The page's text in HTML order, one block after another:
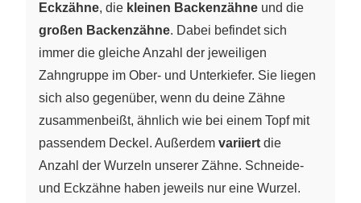
Eckzähne, die kleinen Backenzähne und die
großen Backenzähne. Dabei befindet sich
immer die gleiche Anzahl der jeweiligen
Zahngruppe im Ober- und Unterkiefer. Sie liegen
sich also gegenüber, wenn du deine Zähne
zusammenbeißt, ähnlich wie bei einem Topf mit
passendem Deckel. Außerdem variiert die
Anzahl der Wurzeln unserer Zähne. Schneide-
und Eckzähne haben jeweils nur eine Wurzel.